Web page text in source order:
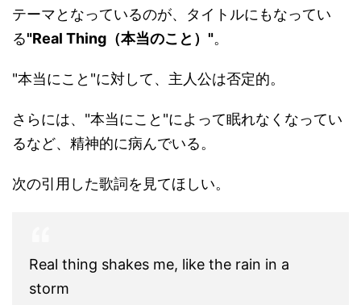
テーマとなっているのが、タイトルにもなってい
る"Real Thing（本当のこと）"。
"本当にこと"に対して、主人公は否定的。
さらには、"本当にこと"によって眠れなくなってい
るなど、精神的に病んでいる。
次の引用した歌詞を見てほしい。
Real thing shakes me, like the rain in a
storm